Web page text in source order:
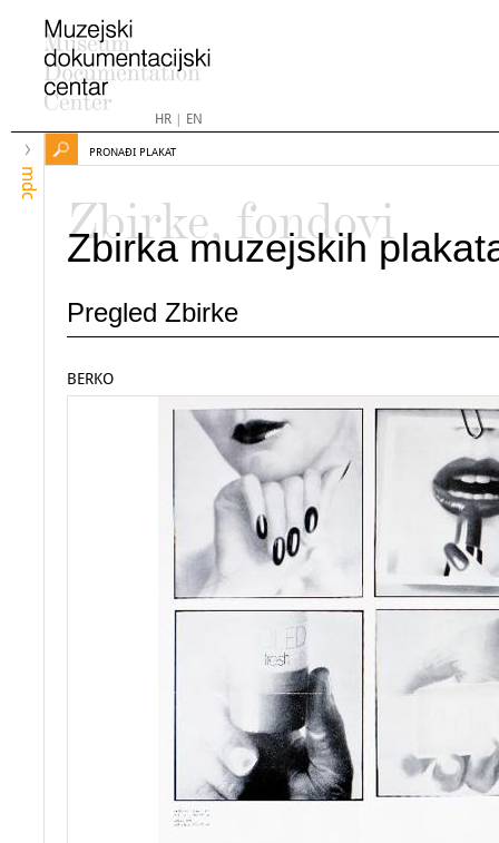
HR| EN
mdc
PRONAĐI PLAKAT
Zbirke, fondovi
Zbirka muzejskih
Pregled Zbirke
BERKO